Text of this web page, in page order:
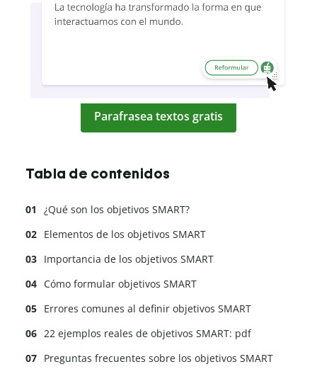
Parafrasea textos gratis
Tabla de contenidos
¿Qué son los objetivos SMART?
Elementos de los objetivos SMART
Importancia de los objetivos SMART
Cómo formular objetivos SMART
Errores comunes al definir objetivos SMART
22 ejemplos reales de objetivos SMART: pdf
Preguntas frecuentes sobre los objetivos SMART